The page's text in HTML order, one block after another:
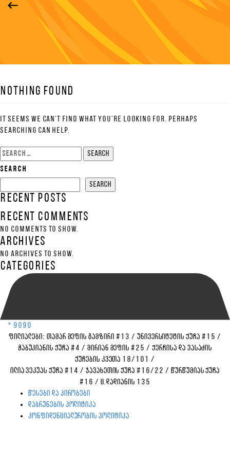
Nothing Found
It seems we can’t find what you’re looking for. Perhaps
searching can help.
Search
for:
Search
Search
Recent Posts
Recent Comments
No comments to show.
Archives
No archives to show.
Categories
* 9090
ფილიალები: თამარ მეფის გამზირი #13 / უნივერსიტეტის ქუჩა #15 /
ჭაბუკიანის ქუჩა #4 / მირიან მეფის #25 /ქერჩისა და ვასაძის
ქუჩების კვეთა 18/101 /
ილია ვეკუას ქუჩა #14 / ჯავახეთის ქუჩა #16/22 / წურწუმიას ქუჩა
#16 /ც.დადიანის 135
წესები და პირობები
დაბრუნების პოლიტიკა
კონფიდენციალურობის პოლიტიკა